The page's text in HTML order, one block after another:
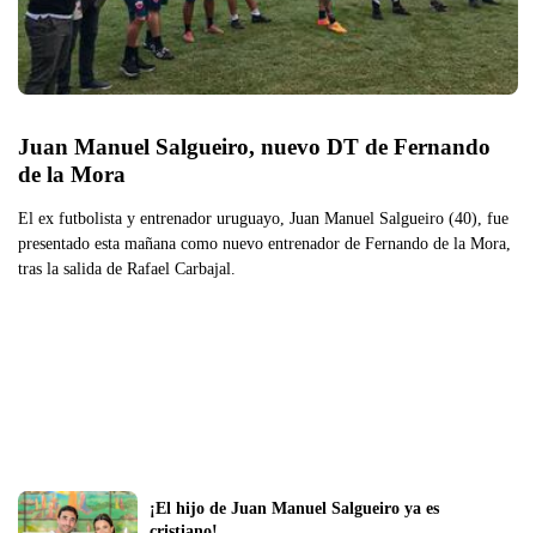
Juan Manuel Salgueiro, nuevo DT de Fernando
El ex futbolista y entrenador uruguayo, Juan Manuel Salgueiro (40), fue
presentado esta mañana como nuevo entrenador de Fernando de la Mora,
tras la salida de Rafael Carbajal.
¡El hijo de Juan Manuel Salgueiro ya es